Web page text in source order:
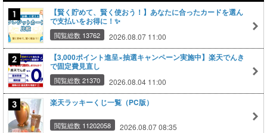
【賢く貯めて、賢く使おう！】あなたに合ったカードを選ん
で支払いをお得に！✨
閲覧総数 13762 2026.08.07 11:00
【3,000ポイント進呈×抽選キャンペーン実施中】楽天でんき
で固定費見直し
閲覧総数 21370 2026.08.04 11:00
楽天ラッキーくじ一覧（PC版）
閲覧総数 11202058 2026.08.07 08:35